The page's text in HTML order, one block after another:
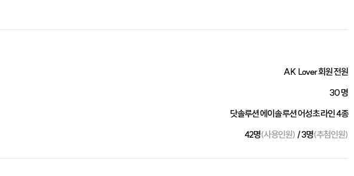
AK Lover 회원 전원
30 명
닷솔루션 에이솔루션 어성초 라인 4종
42명(사용인원) / 3명(추첨인원)